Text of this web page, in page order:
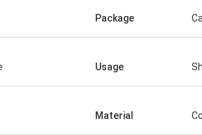
Package
Usage
Material